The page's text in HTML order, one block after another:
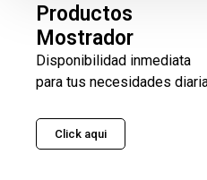
Productos
Mostrador
Disponibilidad inmediata
para tus necesidades
Click aqui